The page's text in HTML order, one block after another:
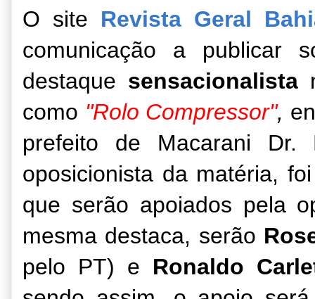
O site Revista Geral
comunicação a publicar
destaque sensacionalista
como "Rolo Compressor",
prefeito de Macarani Dr.
oposicionista da matéria,
que serão apoiados pela
mesma destaca, serão
pelo PT) e Ronaldo